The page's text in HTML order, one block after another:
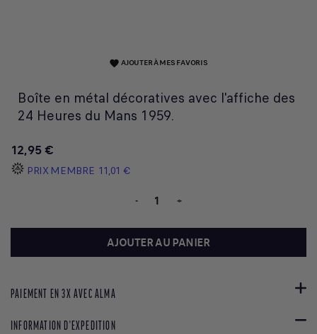
favorite AJOUTER À MES FAVORIS
Boîte en métal décoratives avec l'affiche des
24 Heures du Mans 1959.
12,95 €
PRIX MEMBRE 11,01 €
- +
AJOUTER AU PANIER
PAIEMENT EN 3X AVEC ALMA
INFORMATION D'EXPEDITION